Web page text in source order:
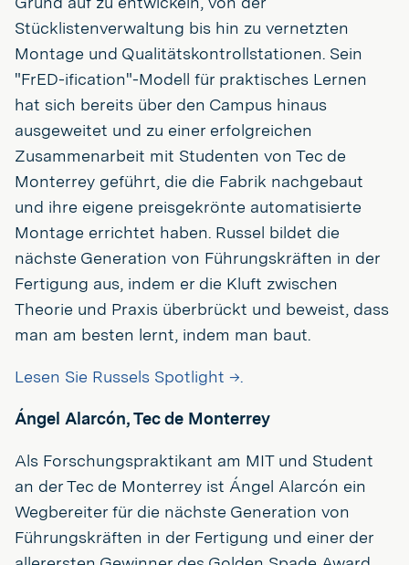
Stücklistenverwaltung bis hin zu vernetzten
Montage und Qualitätskontrollstationen. Sein
"FrED-ification"-Modell für praktisches Lernen
hat sich bereits über den Campus hinaus
ausgeweitet und zu einer erfolgreichen
Zusammenarbeit mit Studenten von Tec de
Monterrey geführt, die die Fabrik nachgebaut
und ihre eigene preisgekrönte automatisierte
Montage errichtet haben. Russel bildet die
nächste Generation von Führungskräften in der
Fertigung aus, indem er die Kluft zwischen
Theorie und Praxis überbrückt und beweist, dass
man am besten lernt, indem man baut.
Lesen Sie Russels Spotlight →.
Ángel Alarcón, Tec de Monterrey
Als Forschungspraktikant am MIT und Student
an der Tec de Monterrey ist Ángel Alarcón ein
Wegbereiter für die nächste Generation von
Führungskräften in der Fertigung und einer der